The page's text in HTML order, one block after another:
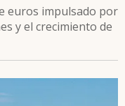
euros impulsado por
y el crecimiento de